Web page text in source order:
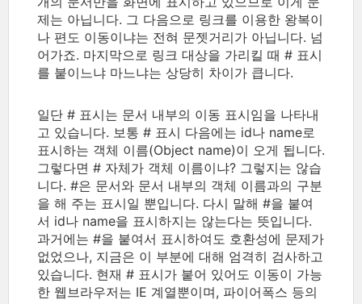
제는 아닙니다. 그 다음으로 링크를 이용한 왕복이
나 편도 이동이냐는 전혀 문젯거리가 아닙니다. 넘
어가죠. 마지막으로 링크 대상을 가리킬 때 # 표시
를 붙이느냐 마느냐는 상당히 차이가 큽니다.
일단 # 표시는 문서 내부의 이동 표시임을 나타내
고 있습니다. 보통 # 표시 다음에는 id나 name로
표시하는 객체 이름(Object name)이 오게 됩니다.
그렇다면 # 자체가 객체 이름이냐? 그렇지는 않습
니다. #은 문서와 문서 내부의 객체 이름과의 구분
을 해 주는 표시일 뿐입니다. 다시 말해 #을 붙여
서 id나 name을 표시하지는 않는다는 뜻입니다.
과거에는 #을 붙여서 표시하여도 호환성에 문제가
없었으나, 지금은 이 부분에 대해 엄격히 검사하고
있습니다. 현재 # 표시가 붙어 있어도 이동이 가능
한 웹브라우저는 IE 계열뿐이며, 파이어폭스 등의